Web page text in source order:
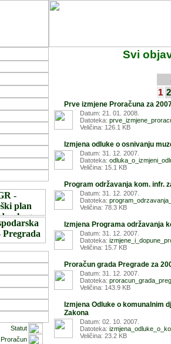
Statut
Proračun
Svi
1 2
Prve izmjene Proračuna za
Datum: 21. 01. 2008.
Datoteka:
Veličina: 126.1 KB
Izmjena odluke o osnivanju
Datum: 31. 12. 2007.
Datoteka:
Veličina: 15.1 KB
Program održavanja kom. infr.
Datum: 31. 12. 2007.
Datoteka:
Veličina: 78.3 KB
Izmjena Programa održavanja
Datum: 31. 12. 2007.
Datoteka:
Veličina: 15.7 KB
Proračun grada Pregrade za
Datum: 31. 12. 2007.
Datoteka:
Veličina: 143.9 KB
Izmjena Odluke o komunalnim
Zakona
Datum: 02. 10. 2007.
Datoteka:
Veličina: 23.2 KB